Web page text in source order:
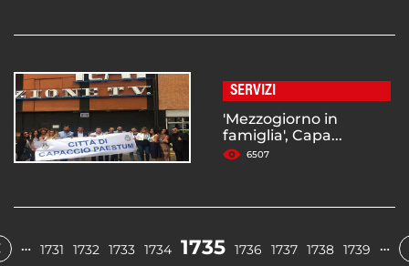
SERVIZI
'Mezzogiorno in
famiglia', Capa...
6507
… 1731 1732 1733 1734 1735 1736 1737 1738 1739 …